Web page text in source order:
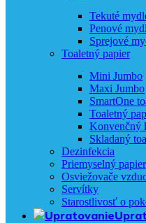
Tekuté
Penové
Sprejové
Toaletný papier
Mini Jumbo
Maxi Jumbo
SmartOne
Toaletný
Konvenčný
Skladaný
Dezinfekcia
Priemyselný papier
Osviežovače
Servítky
Starostlivosť o